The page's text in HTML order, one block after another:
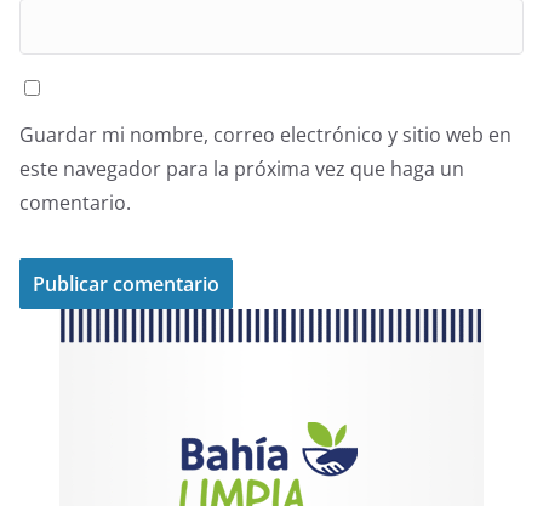
Guardar mi nombre, correo electrónico y sitio web en
este navegador para la próxima vez que haga un
comentario.